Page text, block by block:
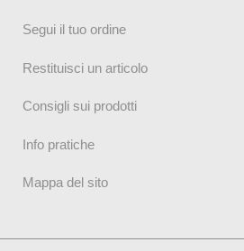
Segui il tuo ordine
Restituisci un articolo
Consigli sui prodotti
Info pratiche
Mappa del sito